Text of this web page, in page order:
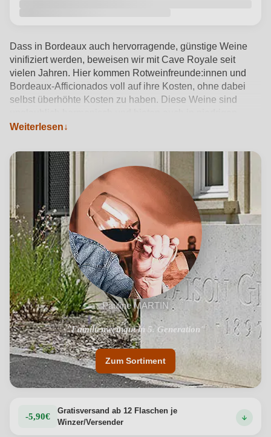
Dass in Bordeaux auch hervorragende, günstige Weine
vinifiziert werden, beweisen wir mit Cave Royale seit
vielen Jahren. Hier kommen Rotweinfreunde:innen und
Bordeaux-Afficionados voll auf ihre Kosten, ohne dabei
selbst überhöhte Kosten zu haben. Diese Weine sind
Preisklassen enorm viel Genuss. Sichern Sie sich Cave
Produktdetails anzeigen →
Weiterlesen
Pauline MARTIN
"Familienweingut in 5. Generation"
"Einzigartiges Terroir"
Zum Sortiment
-5,90€
Gratisversand ab 12 Flaschen je
Winzer/Versender